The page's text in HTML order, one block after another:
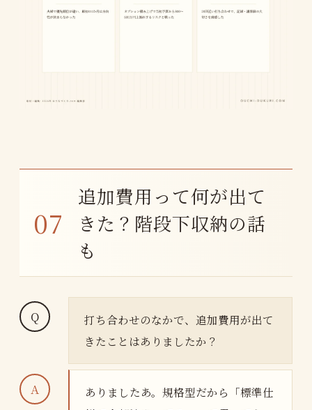
追加費用って何が出て
きた？階段下収納の話
も
打ち合わせのなかで、追加費用が出て
きたことはありましたか？
ありましたあ。規格型だから「標準仕